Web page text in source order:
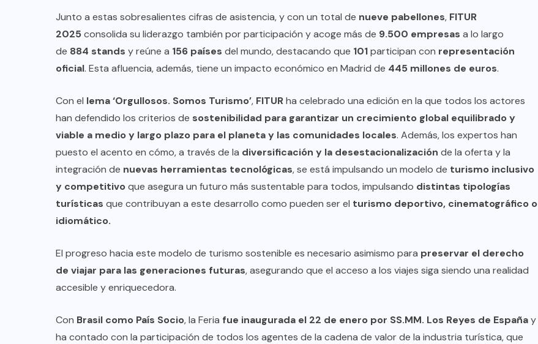
Junto a estas sobresalientes cifras de asistencia, y con un total de nueve pabellones, FITUR
2025consolida su liderazgo también por participación y acoge más de 9.500 empresas a lo largo
de 884 stands y reúne a 156 países del mundo, destacando que 101participan con representación
oficial. Esta afluencia, además, tiene un impacto económico en Madrid de 445 millones de euros.
Con el lema ‘Orgullosos. Somos Turismo’, FITURha celebrado una edición en la que todos los actores
han defendido los criterios de sostenibilidad para garantizar un crecimiento global equilibrado y
viable a medio y largo plazo para el planetay las comunidades locales. Además, los expertos han
puesto el acento en cómo, a través de la diversificación y la desestacionalización de la oferta y la
integración de nuevas herramientas tecnológicas, se está impulsando un modelo de turismo inclusivo
y competitivoque asegura un futuro más sustentable para todos, impulsando distintas tipologías
turísticas que contribuyan a este desarrollo como pueden ser el turismo deportivo, cinematográfico o
idiomático.
El progreso hacia este modelo de turismo sostenible es necesario asimismo para preservar el derecho
de viajar para las generaciones futuras, asegurando que el acceso a los viajes siga siendo una realidad
accesible y enriquecedora.
Con Brasil como País Socio, la Feria fue inaugurada el 22 de enero por SS.MM. Los Reyes de Españay
ha contado con la participación de todos los agentes de la cadena de valor de la industria turística, que
EL FIN DEL MILAGRO BOHEMIO:
TULUM EN BANCARROTA
TURÍSTICA POR ABUSOS Y FALTA
DE PLANEACIÓN
de Holanda presenta el video
oficial de “Mono no Aware”, una
de las obras más emblemáticas de
su nuevo álbum “Nova”.